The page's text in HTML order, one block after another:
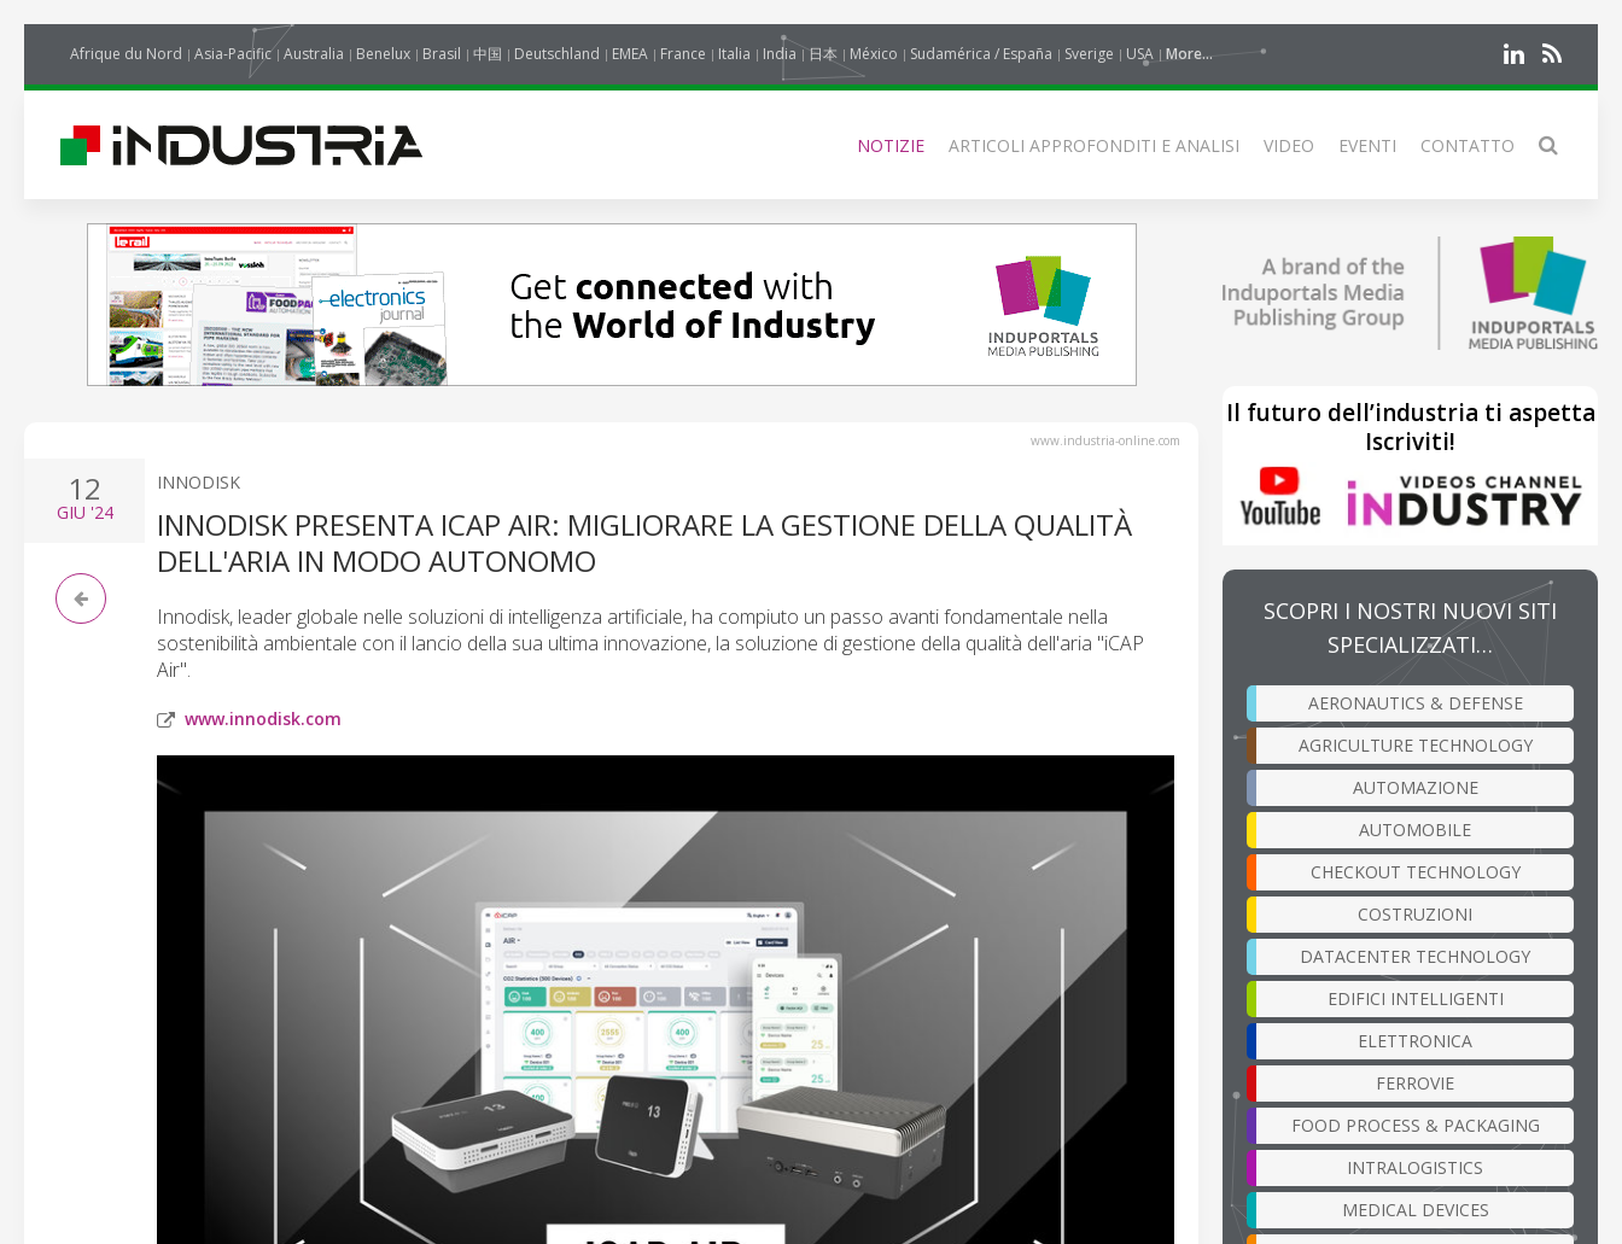
Afrique du Nord Asia-Pacific Australia Benelux Brasil 中国 Deutschland EMEA France Italia India 日本 México Sudamérica / España Sverige USA More...
NOTIZIE ARTICOLI APPROFONDITI E ANALISI VIDEO EVENTI CONTATTO
www.industria-online.com
12
GIU '24
INNODISK
INNODISK PRESENTA ICAP AIR: MIGLIORARE LA GESTIONE DELLA QUALITÀ
DELL'ARIA IN MODO AUTONOMO
Innodisk, leader globale nelle soluzioni di intelligenza artificiale, ha compiuto un passo avanti fondamentale nella
sostenibilità ambientale con il lancio della sua ultima innovazione, la soluzione di gestione della qualità dell'aria "iCAP
Air".
www.innodisk.com
Il futuro dell’industria ti aspetta
Iscriviti!
SCOPRI I NOSTRI NUOVI SITI
SPECIALIZZATI…
AERONAUTICS & DEFENSE
AGRICULTURE TECHNOLOGY
AUTOMAZIONE
AUTOMOBILE
CHECKOUT TECHNOLOGY
COSTRUZIONI
DATACENTER TECHNOLOGY
EDIFICI INTELLIGENTI
ELETTRONICA
FERROVIE
FOOD PROCESS & PACKAGING
INTRALOGISTICS
MEDICAL DEVICES